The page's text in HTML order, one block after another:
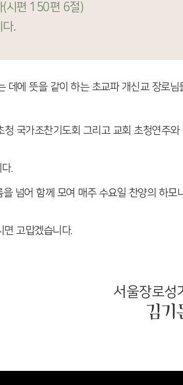
(시편 150편 6절)
.
데에 뜻을 같이 하는 초교파 개신교 장로님
국가조찬기도회 그리고 교회 초청연주와
.
넘어 함께 모여 매주 수요일 찬양의 하모
고맙겠습니다.
서울장로성
김기